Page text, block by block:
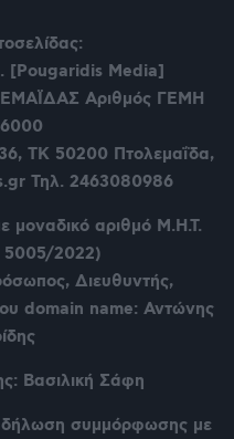
Media]
Αριθμός ΓΕΜΗ
ΤΚ 50200 Πτολεμαΐδα,
Τηλ. 2463080986
μοναδικό αριθμό Μ.Η.Τ.
2022)
Διευθυντής,
domain name: Αντώνης
Βασιλική Σάφη
δήλωση συμμόρφωσης με